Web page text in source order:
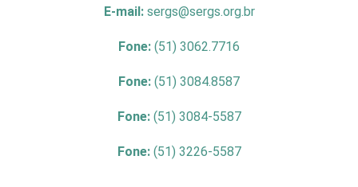
E-mail: sergs@sergs.org.br
Fone: (51) 3062.7716
Fone: (51) 3084.8587
Fone: (51) 3084-5587
Fone: (51) 3226-5587